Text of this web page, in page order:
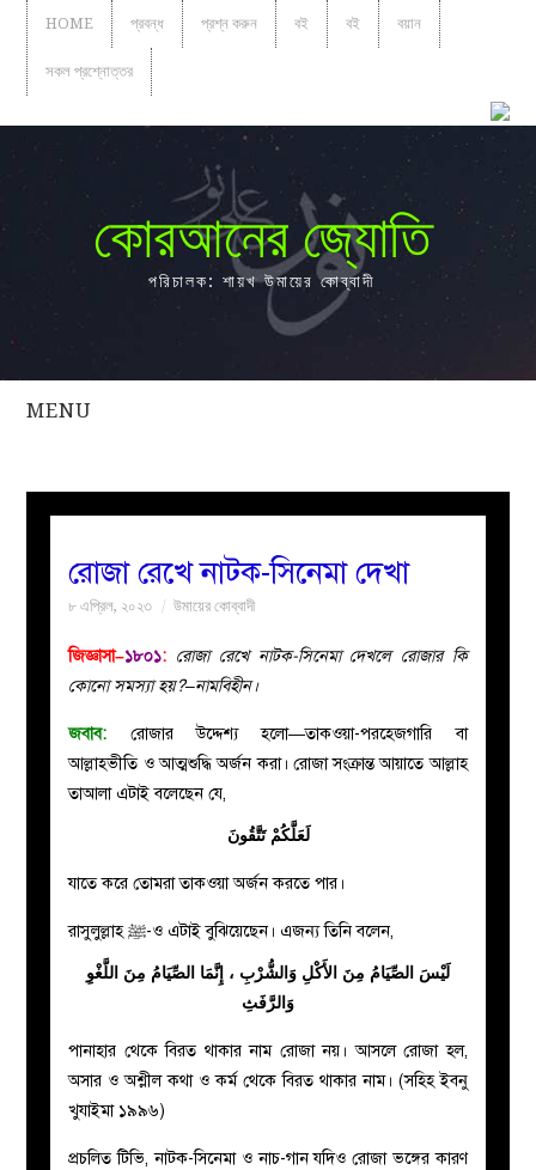
HOME প্রবন্ধ প্রশ্ন করুন বই বই বয়ান
সকল প্রশ্নোত্তর
কোরআনের জ্যোতি
পরিচালক: শায়খ উমায়ের কোব্বাদী
MENU
সকল
নারীদের
ইসলাহী
প্রশ্ন
রোজা রেখে নাটক-সিনেমা দেখা
৮ এপ্রিল, ২০২৩ উমায়ের কোব্বাদী
জিজ্ঞাসা–১৮০১: রোজা রেখে নাটক-সিনেমা দেখলে রোজার কি
কোনো সমস্যা হয়?–নামবিহীন।
জবাব:
রোজার উদ্দেশ্য হলো—তাকওয়া-পরহেজগারি বা
আল্লাহভীতি ও আত্মশুদ্ধি অর্জন করা। রোজা সংক্রান্ত আয়াতে আল্লাহ
তাআলা এটাই বলেছেন যে,
لَعَلَّكُمْ تَتَّقُونَ
যাতে করে তোমরা তাকওয়া অর্জন করতে পার।
রাসুলুল্লাহ ﷺ-ও এটাই বুঝিয়েছেন। এজন্য তিনি বলেন,
لَيْسَ الصِّيَامُ مِنَ الأَكْلِ وَالشُّرْبِ ، إِنَّمَا الصِّيَامُ مِنَ اللَّغْوِ
وَالرَّفَثِ
পানাহার থেকে বিরত থাকার নাম রোজা নয়। আসলে রোজা হল,
অসার ও অশ্লীল কথা ও কর্ম থেকে বিরত থাকার নাম। (সহিহ ইবনু
খুযাইমা ১৯৯৬)
প্রচলিত টিভি, নাটক-সিনেমা ও নাচ-গান যদিও রোজা ভঙ্গের কারণ